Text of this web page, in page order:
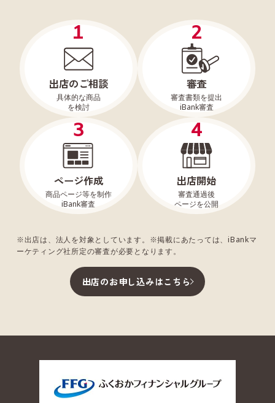
1
出店のご相談
具体的な商品
を検討
2
審査
審査書類を提出
iBank審査
3
ページ作成
商品ページ等を制作
iBank審査
4
出店開始
審査通過後
ページを公開
※出店は、法人を対象としています。※掲載にあたっては、iBankマ
ーケティング社所定の審査が必要となります。
出店のお申し込みはこちら